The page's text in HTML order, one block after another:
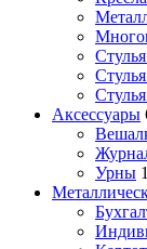
Аксессуары
Урны 1